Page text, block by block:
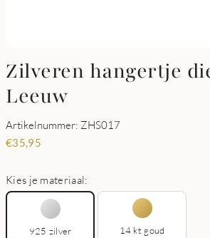
Zilveren hangertje
Leeuw
Artikelnummer: ZHS017
€35,95
Kies je materiaal:
925 zilver 14 kt goud